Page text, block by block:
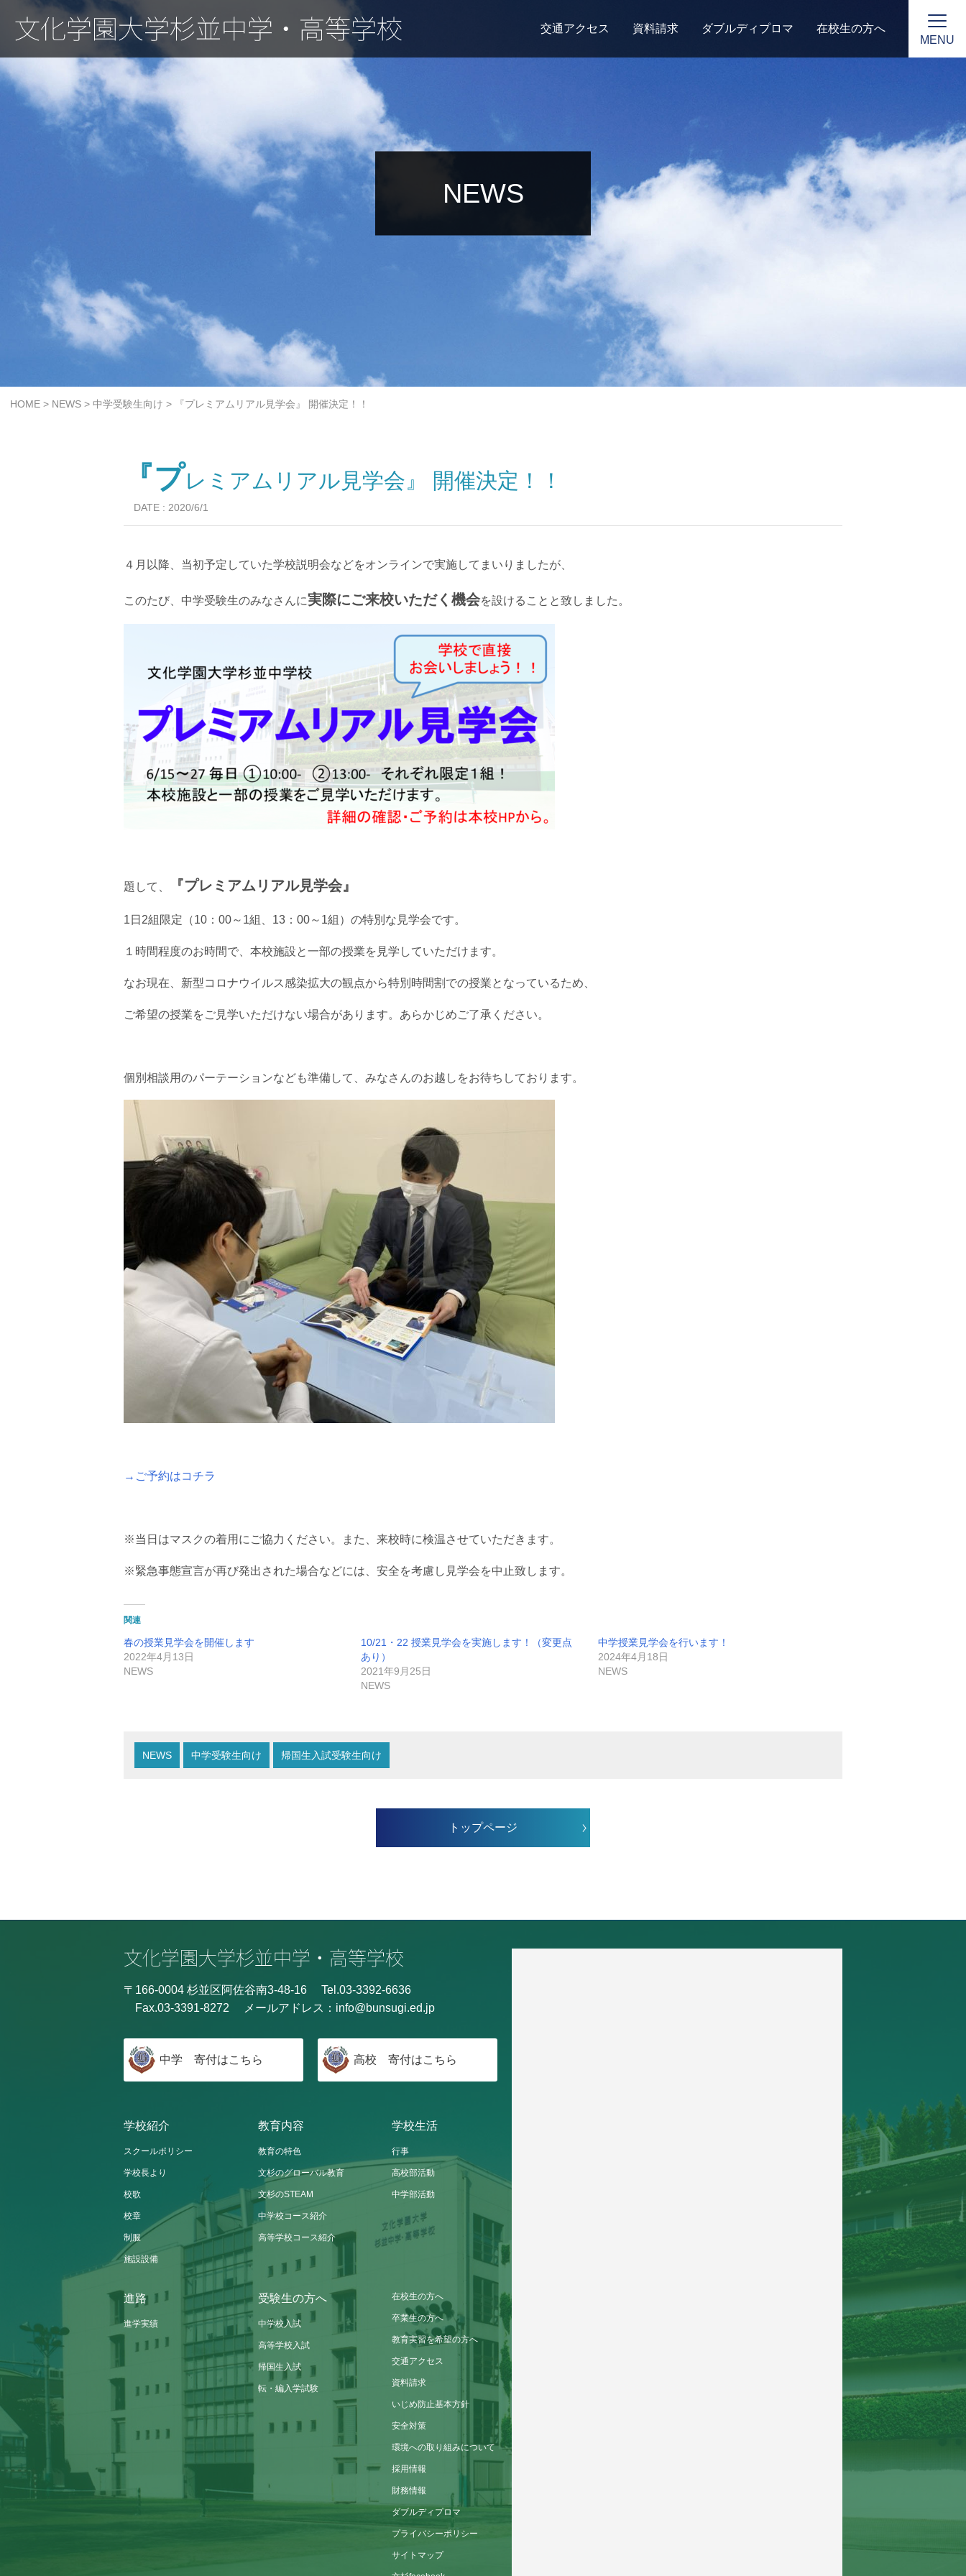
交通アクセス 資料請求 ダブルディプロマ
在校生の方へ
MENU
NEWS
HOME > NEWS > 中学受験生向け > 『プレミアムリアル見学会』 開催決定！！
『プレミアムリアル見学会』 開催決定！！
DATE : 2020/6/1
４月以降、当初予定していた学校説明会などをオンラインで実施してまいりましたが、
このたび、中学受験生のみなさんに実際にご来校いただく機会を設けることと致しました。
題して、 『プレミアムリアル見学会』
1日2組限定（10：00～1組、13：00～1組）の特別な見学会です。
１時間程度のお時間で、本校施設と一部の授業を見学していただけます。
なお現在、新型コロナウイルス感染拡大の観点から特別時間割での授業となっているため、
ご希望の授業をご見学いただけない場合があります。あらかじめご了承ください。
個別相談用のパーテーションなども準備して、みなさんのお越しをお待ちしております。
→ご予約はコチラ
※当日はマスクの着用にご協力ください。また、来校時に検温させていただきます。
※緊急事態宣言が再び発出された場合などには、安全を考慮し見学会を中止致します。
関連
春の授業見学会を開催します
2022年4月13日
NEWS
10/21・22 授業見学会を実施します！（変更点
あり）
2021年9月25日
NEWS
中学授業見学会を行います！
2024年4月18日
NEWS
NEWS 中学受験生向け 帰国生入試受験生向け
トップページ
〒166-0004 杉並区阿佐谷南3-48-16
Tel.03-3392-6636
Fax.03-3391-8272
メールアドレス： info@bunsugi.ed.jp
中学 寄付はこちら 高校 寄付はこちら
学校紹介
スクールポリシー
学校長より
校歌
校章
制服
施設設備
教育内容
教育の特色
文杉のグローバル教育
文杉のSTEAM
中学校コース紹介
高等学校コース紹介
学校生活
行事
高校部活動
中学部活動
進路
進学実績
受験生の方へ
中学校入試
高等学校入試
帰国生入試
転・編入学試験
在校生の方へ
卒業生の方へ
教育実習を希望の方へ
交通アクセス
資料請求
いじめ防止基本方針
安全対策
環境への取り組みについて
採用情報
財務情報
ダブルディプロマ
プライバシーポリシー
サイトマップ